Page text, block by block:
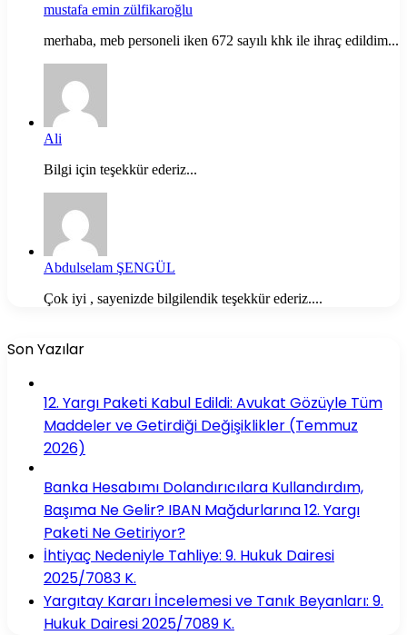
mustafa emin zülfikaroğlu
merhaba, meb personeli iken 672 sayılı khk ile ihraç edildim...
Ali
Bilgi için teşekkür ederiz...
Abdulselam ŞENGÜL
Çok iyi , sayenizde bilgilendik teşekkür ederiz....
Son Yazılar
12. Yargı Paketi Kabul Edildi: Avukat Gözüyle Tüm
Maddeler ve Getirdiği Değişiklikler (Temmuz
2026)
Banka Hesabımı Dolandırıcılara Kullandırdım,
Başıma Ne Gelir? IBAN Mağdurlarına 12. Yargı
Paketi Ne Getiriyor?
İhtiyaç Nedeniyle Tahliye: 9. Hukuk Dairesi
2025/7083 K.
Yargıtay Kararı İncelemesi ve Tanık Beyanları: 9.
Hukuk Dairesi 2025/7089 K.